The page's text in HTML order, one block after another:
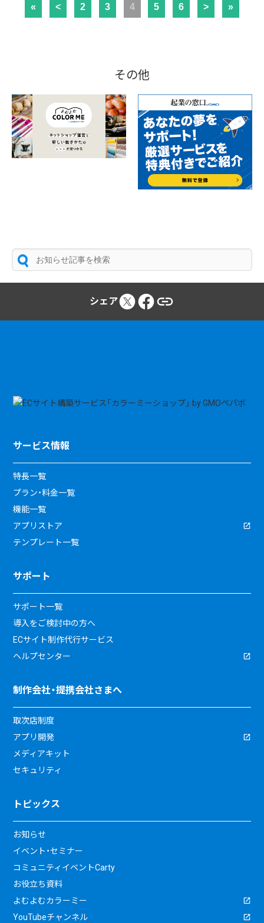
« < 2 3 4 5 6 > »
その他
シェア
サービス情報
特長一覧
プラン・料金一覧
機能一覧
アプリストア
テンプレート一覧
サポート
サポート一覧
導入をご検討中の方へ
ECサイト制作代行サービス
ヘルプセンター
制作会社・提携会社さまへ
取次店制度
アプリ開発
メディアキット
セキュリティ
トピックス
お知らせ
イベント・セミナー
コミュニティイベントCarty
お役立ち資料
よむよむカラーミー
YouTubeチャンネル